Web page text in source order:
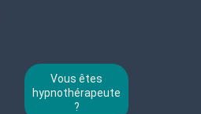
Vous êtes
hypnothérapeute
?